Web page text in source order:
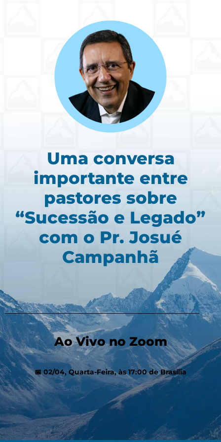
Uma conversa
importante entre
pastores sobre
“Sucessão e Legado”
com o Pr. Josué
Campanhã​
Ao Vivo no Zoom​
📅 02/04, Quarta-Feira, às 17:00 de Brasília